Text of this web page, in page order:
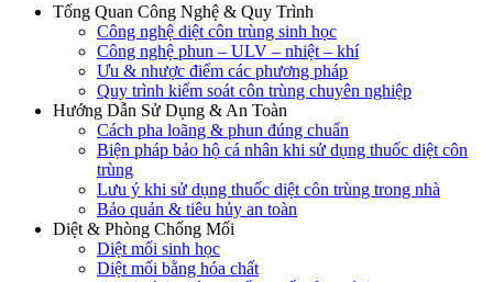
Tổng Quan Công Nghệ & Quy Trình
Công nghệ diệt côn trùng sinh học
Công nghệ phun – ULV – nhiệt – khí
Ưu & nhược điểm các phương pháp
Quy trình kiểm soát côn trùng chuyên nghiệp
Hướng Dẫn Sử Dụng & An Toàn
Cách pha loãng & phun đúng chuẩn
Biện pháp bảo hộ cá nhân khi sử dụng thuốc diệt côn
trùng
Lưu ý khi sử dụng thuốc diệt côn trùng trong nhà
Bảo quản & tiêu hủy an toàn
Diệt & Phòng Chống Mối
Diệt mối sinh học
Diệt mối bằng hóa chất